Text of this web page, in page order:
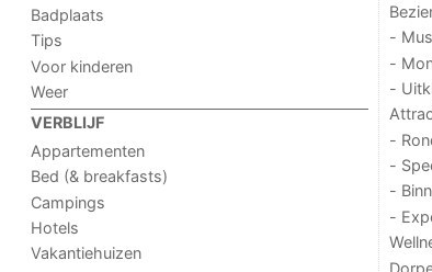
Badplaats
Tips
Voor kinderen
Weer
VERBLIJF
Appartementen
Bed (& breakfasts)
Campings
Hotels
Vakantiehuizen
-
-
-
-
-
-
-